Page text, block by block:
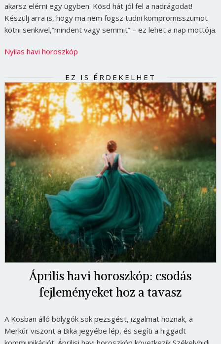
akarsz elérni egy ügyben. Kösd hát jól fel a nadrágodat!
Készülj arra is, hogy ma nem fogsz tudni kompromisszumot
kötni senkivel,”mindent vagy semmit” – ez lehet a nap mottója.
Nyilas havi horoszkóp
EZ IS ÉRDEKELHET
Április havi horoszkóp: csodás
fejleményeket hoz a tavasz
A Kosban álló bolygók sok pezsgést, izgalmat hoznak, a
Merkúr viszont a Bika jegyébe lép, és segíti a higgadt